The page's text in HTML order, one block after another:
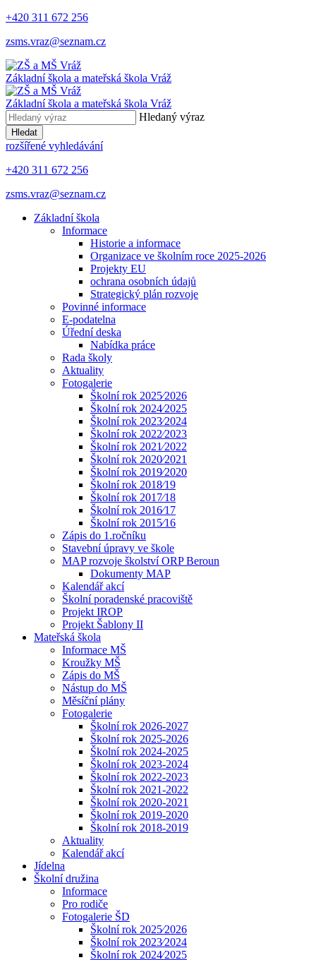
+420 311 672 256
zsms.vraz@seznam.cz
Základní škola a mateřská škola Vráž
Základní škola a mateřská škola Vráž
Hledaný výraz
Hledat
rozšířené vyhledávání
+420 311 672 256
zsms.vraz@seznam.cz
Základní škola
Informace
Historie a informace
Organizace ve školním roce 2025-2026
Projekty EU
ochrana osobních údajů
Strategický plán rozvoje
Povinné informace
E-podatelna
Úřední deska
Nabídka práce
Rada školy
Aktuality
Fotogalerie
Školní rok 2025⁄2026
Školní rok 2024⁄2025
Školní rok 2023⁄2024
Školní rok 2022⁄2023
Školní rok 2021⁄2022
Školní rok 2020⁄2021
Školní rok 2019⁄2020
Školní rok 2018⁄19
Školní rok 2017⁄18
Školní rok 2016⁄17
Školní rok 2015⁄16
Zápis do 1.ročníku
Stavební úpravy ve škole
MAP rozvoje školství ORP Beroun
Dokumenty MAP
Kalendář akcí
Školní poradenské pracoviště
Projekt IROP
Projekt Šablony II
Mateřská škola
Informace MŠ
Kroužky MŠ
Zápis do MŠ
Nástup do MŠ
Měsíční plány
Fotogalerie
Školní rok 2026-2027
Školní rok 2025-2026
Školní rok 2024-2025
Školní rok 2023-2024
Školní rok 2022-2023
Školní rok 2021-2022
Školní rok 2020-2021
Školní rok 2019-2020
Školní rok 2018-2019
Aktuality
Kalendář akcí
Jídelna
Školní družina
Informace
Pro rodiče
Fotogalerie ŠD
Školní rok 2025⁄2026
Školní rok 2023⁄2024
Školní rok 2024⁄2025